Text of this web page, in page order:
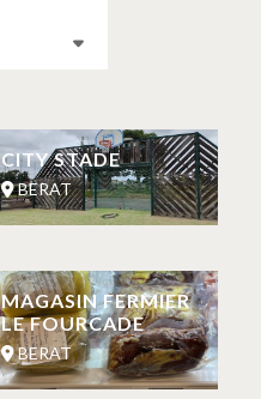
CITY STADE
BERAT
MAGASIN FERMIER
LE FOURCADE
BERAT